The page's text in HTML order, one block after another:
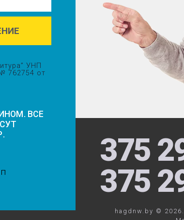
УНП
762754 от
ВСЕ
375
375
hagdnw.by ©